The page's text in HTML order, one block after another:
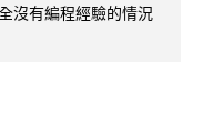
沒有編程經驗的情況